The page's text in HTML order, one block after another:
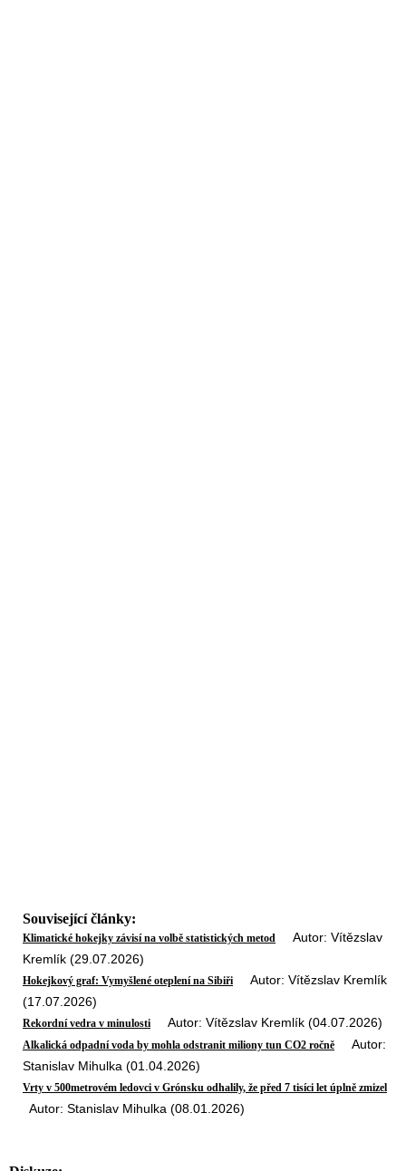
Související články:
Klimatické hokejky závisí na volbě statistických metod Autor: Vítězslav
Kremlík (29.07.2026)
Hokejkový graf: Vymyšlené oteplení na Sibiři Autor: Vítězslav Kremlík
(17.07.2026)
Rekordní vedra v minulosti Autor: Vítězslav Kremlík (04.07.2026)
Alkalická odpadní voda by mohla odstranit miliony tun CO2 ročně Autor:
Stanislav Mihulka (01.04.2026)
Vrty v 500metrovém ledovci v Grónsku odhalily, že před 7 tisíci let úplně zmizel
Autor: Stanislav Mihulka (08.01.2026)